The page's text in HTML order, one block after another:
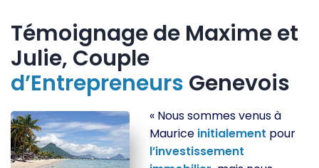
Témoignage de Maxime et
Julie, Couple
d’Entrepreneurs Genevois
« Nous sommes venus à
Maurice initialement pour
l’investissement